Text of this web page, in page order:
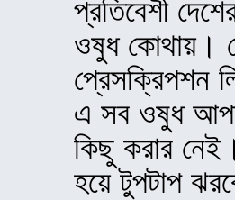
প্রতিবেশী
ওষুধ কোথায়।
প্রেসক্রিপশন
এ সব ওষুধ
কিছু করার
হয়ে টুপটাপ